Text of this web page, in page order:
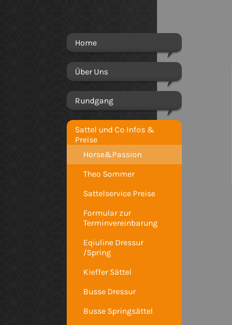
Home
Über Uns
Rundgang
Sattel und Co Infos &
Preise
Horse&Passion
Theo Sommer
Sattelservice Preise
Formular zur
Terminvereinbarung
Eqiuline Dressur
/Spring
Kieffer Sättel
Busse Dressur
Busse Springsättel